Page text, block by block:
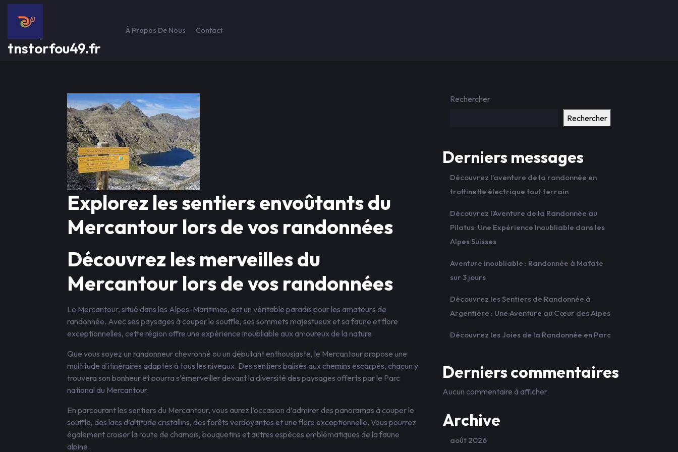
Passer
contenu
tnstorfou49.fr
À Propos De Nous Contact
Explorez les sentiers envoûtants du
Mercantour lors de vos randonnées
Découvrez les merveilles du
Mercantour lors de vos randonnées
Le Mercantour, situé dans les Alpes-Maritimes, est un véritable paradis pour les amateurs de
randonnée. Avec ses paysages à couper le souffle, ses sommets majestueux et sa faune et flore
exceptionnelles, cette région offre une expérience inoubliable aux amoureux de la nature.
Que vous soyez un randonneur chevronné ou un débutant enthousiaste, le Mercantour propose une
multitude d’itinéraires adaptés à tous les niveaux. Des sentiers balisés aux chemins escarpés, chacun y
trouvera son bonheur et pourra s’émerveiller devant la diversité des paysages offerts par le Parc
national du Mercantour.
En parcourant les sentiers du Mercantour, vous aurez l’occasion d’admirer des panoramas à couper le
souffle, des lacs d’altitude cristallins, des forêts verdoyantes et une flore exceptionnelle. Vous pourrez
également croiser la route de chamois, bouquetins et autres espèces emblématiques de la faune
alpine.
Rechercher
Rechercher
Derniers messages
Découvrez l’aventure de la randonnée en
trottinette électrique tout terrain
Découvrez l’Aventure de la Randonnée au
Pilatus: Une Expérience Inoubliable dans les
Alpes Suisses
Aventure inoubliable : Randonnée à Mafate
sur 3 jours
Découvrez les Sentiers de Randonnée à
Argentière : Une Aventure au Cœur des Alpes
Découvrez les Joies de la Randonnée en Parc
Derniers commentaires
Aucun commentaire à afficher.
Archive
août 2026